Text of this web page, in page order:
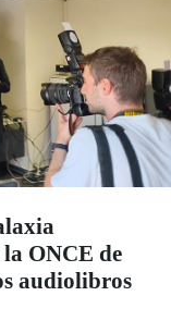
ONCE de
audiolibros